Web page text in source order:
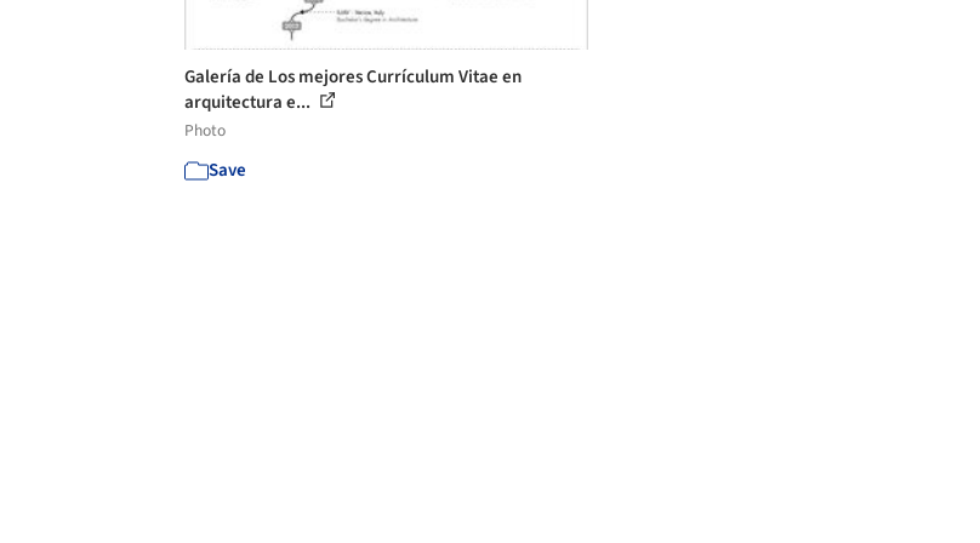
Galería de Los mejores Currículum Vitae en
arquitectura e...
Photo
Save